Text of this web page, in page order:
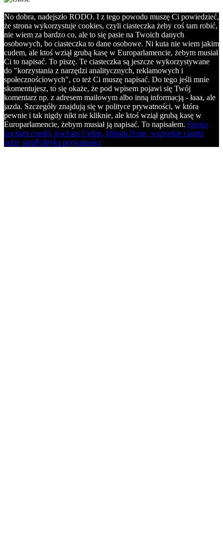
No dobra, nadejszło RODO. I z tego powodu muszę Ci powiedzieć,
że strona wykorzystuje cookies, czyli ciasteczka żeby coś tam robić,
nie wiem za bardzo co, ale to się pasie na Twoich danych
osobowych, bo ciasteczka to dane osobowe. Ni kuta nie wiem jakim
cudem, ale ktoś wziął grubą kasę w Europarlamencie, żebym musiał
Ci to napisać. To piszę. Te ciasteczka są jeszcze wykorzystywane
do "korzystania z narzędzi analitycznych, reklamowych i
społecznościowych", co też Ci muszę napisać. Do tego jeśli mnie
skomentujesz, to się okaże, że pod wpisem pojawi się Twój
komentarz np. z adresem mailowym albo inną informacją - łaaa, ale
jazda. Szczegóły znajdują się w polityce prywatności, w która
pewnie i tak nigdy nikt nie kliknie, ale ktoś wziął grubą kasę w
Europarlamencie, żebym musiał ją napisać. To napisałem. Spoko,
kocham ciastki, kocham Ciebie, klikam.Nope, wszystkie ciastki
zeżrę samPolityka prywatności